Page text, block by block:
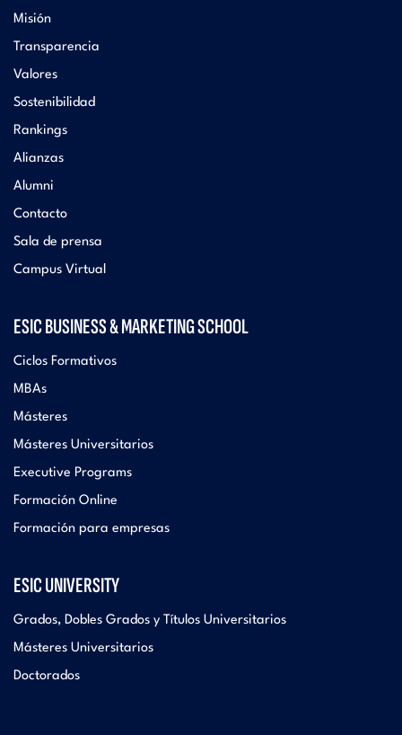
Misión
Transparencia
Valores
Sostenibilidad
Rankings
Alianzas
Alumni
Contacto
Sala de prensa
Campus Virtual
ESIC BUSINESS & MARKETING SCHOOL
Ciclos Formativos
MBAs
Másteres
Másteres Universitarios
Executive Programs
Formación Online
Formación para empresas
ESIC UNIVERSITY
Grados, Dobles Grados y Títulos Universitarios
Másteres Universitarios
Doctorados